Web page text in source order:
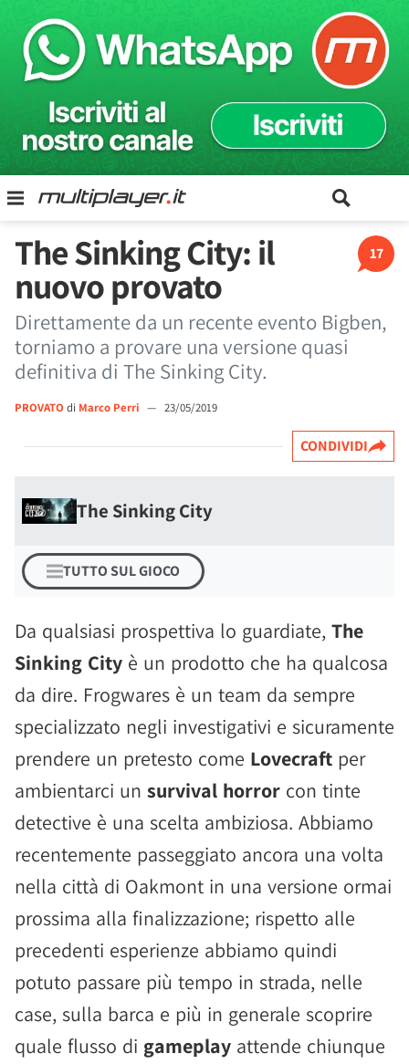
17
The Sinking City: il
nuovo provato
Direttamente da un recente evento Bigben,
torniamo a provare una versione quasi
definitiva di The Sinking City.
PROVATO di Marco Perri — 23/05/2019
CONDIVIDI
The Sinking City
TUTTO SUL GIOCO
Da qualsiasi prospettiva lo guardiate, The
Sinking City è un prodotto che ha qualcosa
da dire. Frogwares è un team da sempre
specializzato negli investigativi e sicuramente
prendere un pretesto come Lovecraft per
ambientarci un survival horror con tinte
detective è una scelta ambiziosa. Abbiamo
recentemente passeggiato ancora una volta
nella città di Oakmont in una versione ormai
prossima alla finalizzazione; rispetto alle
precedenti esperienze abbiamo quindi
potuto passare più tempo in strada, nelle
case, sulla barca e più in generale scoprire
quale flusso di gameplay attende chiunque